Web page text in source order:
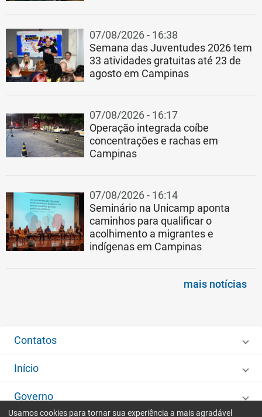
07/08/2026 - 16:38
Semana das Juventudes 2026 tem
33 atividades gratuitas até 23 de
agosto em Campinas
07/08/2026 - 16:17
Operação integrada coíbe
concentrações e rachas em
Campinas
07/08/2026 - 16:14
Seminário na Unicamp aponta
caminhos para qualificar o
acolhimento a migrantes e
indígenas em Campinas
mais notícias
Contatos
Início
Governo
Usamos cookies para tornar sua experiência a mais agradável